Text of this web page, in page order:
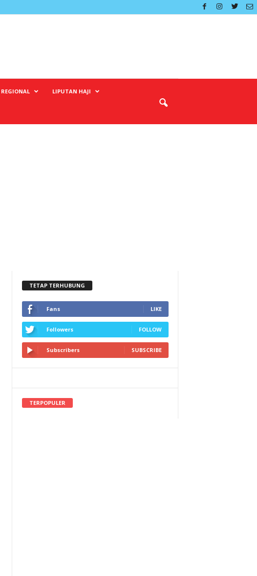
REGIONAL LIPUTAN HAJI
TETAP TERHUBUNG
Fans LIKE
Followers FOLLOW
Subscribers SUBSCRIBE
TERPOPULER